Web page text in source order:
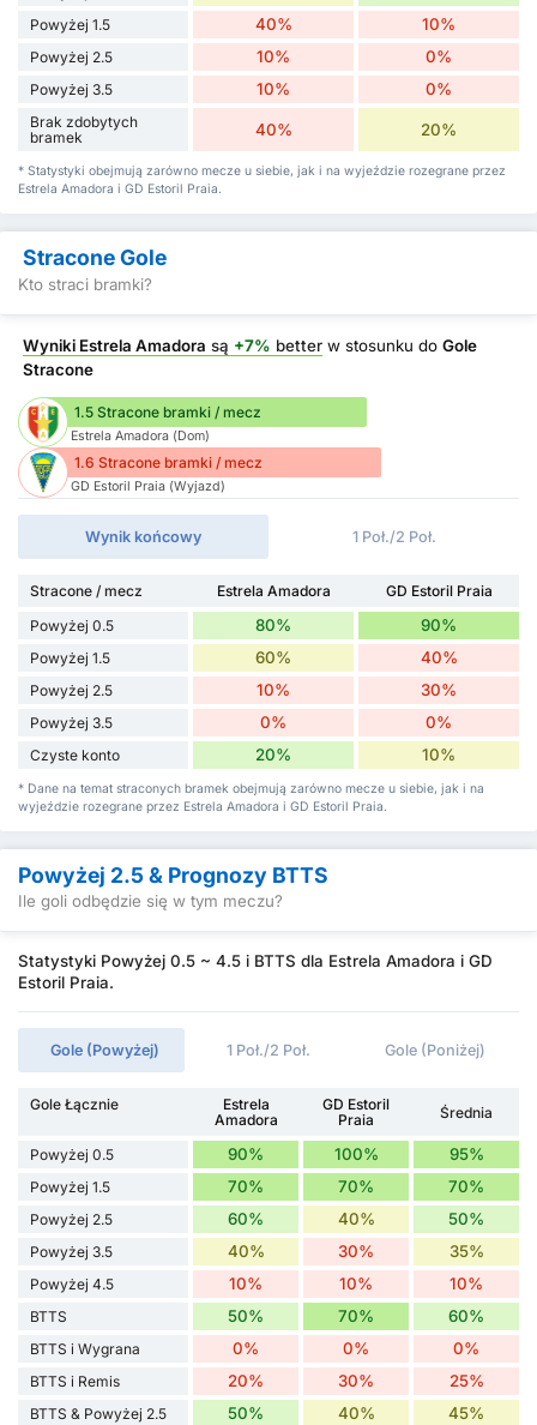
Powyżej 1.5 40% 10%
Powyżej 2.5 10% 0%
Powyżej 3.5 10% 0%
Brak zdobytych
bramek
40% 20%
* Statystyki obejmują zarówno mecze u siebie, jak i na wyjeździe rozegrane przez
Estrela Amadora i GD Estoril Praia.
Stracone Gole
Kto straci bramki?
Wyniki Estrela Amadora są +7% better w stosunku do Gole
Stracone
1.5 Stracone bramki / mecz
Estrela Amadora (Dom)
1.6 Stracone bramki / mecz
GD Estoril Praia (Wyjazd)
Wynik końcowy 1 Poł./2 Poł.
Stracone / mecz Estrela Amadora
GD Estoril Praia
Powyżej 0.5
80% 90%
Powyżej 1.5 60% 40%
Powyżej 2.5 10% 30%
Powyżej 3.5 0% 0%
Czyste konto 20% 10%
* Dane na temat straconych bramek obejmują zarówno mecze u siebie, jak i na
wyjeździe rozegrane przez Estrela Amadora i GD Estoril Praia.
Powyżej 2.5 & Prognozy BTTS
Ile goli odbędzie się w tym meczu?
Statystyki Powyżej 0.5 ~ 4.5 i BTTS dla Estrela Amadora i GD
Estoril Praia.
Gole (Powyżej) 1 Poł./2 Poł. Gole (Poniżej)
Gole Łącznie
Estrela
Amadora
GD Estoril
Praia
Średnia
Powyżej 0.5 90% 100% 95%
Powyżej 1.5 70% 70% 70%
Powyżej 2.5 60% 40% 50%
Powyżej 3.5 40% 30% 35%
Powyżej 4.5 10% 10% 10%
BTTS 50% 70% 60%
BTTS i Wygrana 0% 0% 0%
BTTS i Remis 20% 30% 25%
BTTS & Powyżej 2.5 50% 40% 45%